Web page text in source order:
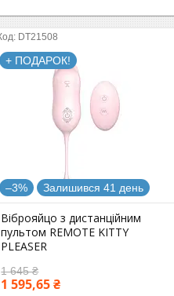
DT21508
+ ПОДАРОК!
–3% Залишився 41 день
Віброяйцо з дистанційним
пультом REMOTE KITTY
PLEASER
1 645 ₴
1 595,65 ₴